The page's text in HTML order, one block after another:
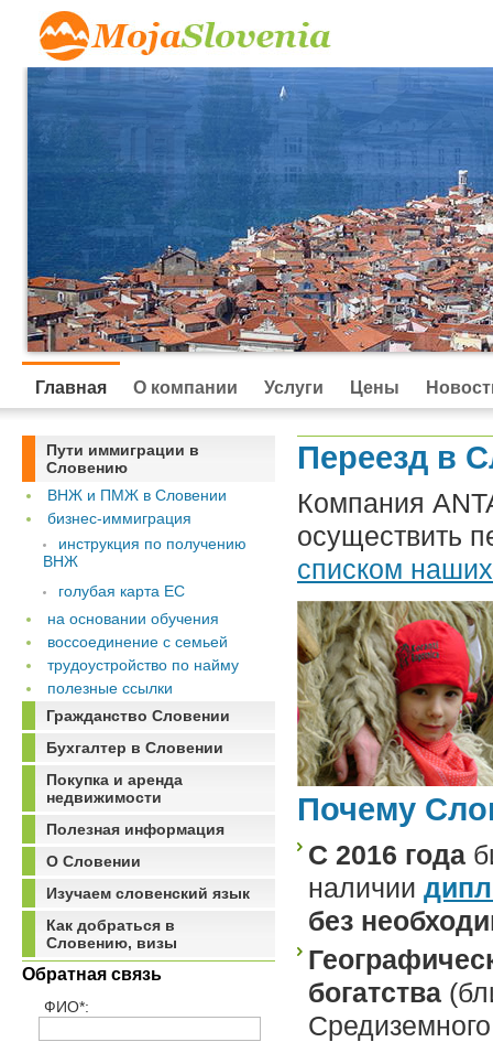
Главная О компании Услуги Цены
Пути иммиграции в
Словению
ВНЖ и ПМЖ в Словении
бизнес-иммиграция
инструкция по получению
ВНЖ
голубая карта ЕС
на основании обучения
воссоединение с семьей
трудоустройство по найму
полезные ссылки
Гражданство Словении
Бухгалтер в Словении
Покупка и аренда
недвижимости
Полезная информация
О Словении
Изучаем словенский язык
Как добраться в
Словению, визы
Обратная связь
ФИО*:
Переезд в
Компания
осуществить
списком
Почему
С 2016 года
наличии
без
богатства